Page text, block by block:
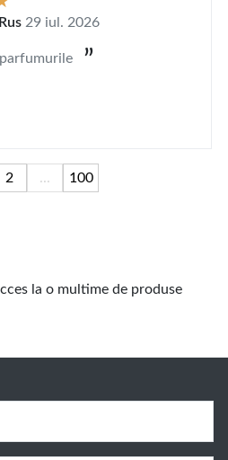
29 iul. 2026
2 ... 100
la o multime de produse